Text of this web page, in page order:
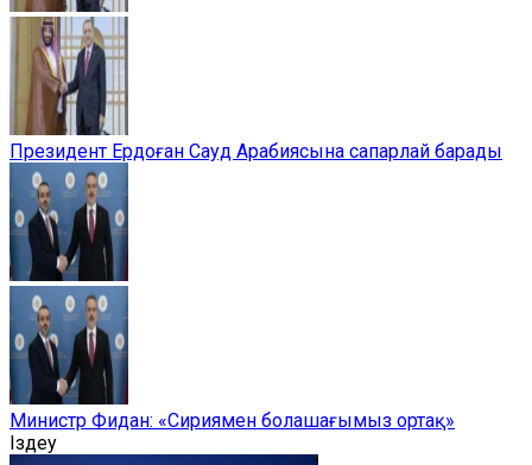
Президент Ердоған Сауд Арабиясына сапарлай барады
Министр Фидан: «Сириямен болашағымыз ортақ»
Іздеу